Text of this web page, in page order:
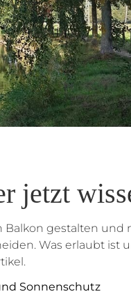
jetzt
Balkon gestalten und
Was erlaubt ist
Sonnenschutz